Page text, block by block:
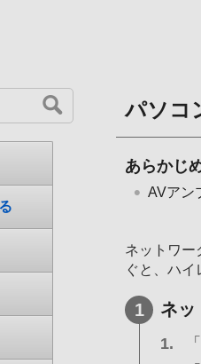
パソコ
あらかじ
AVアン
ネットワー
ぐと、ハイ
ネッ